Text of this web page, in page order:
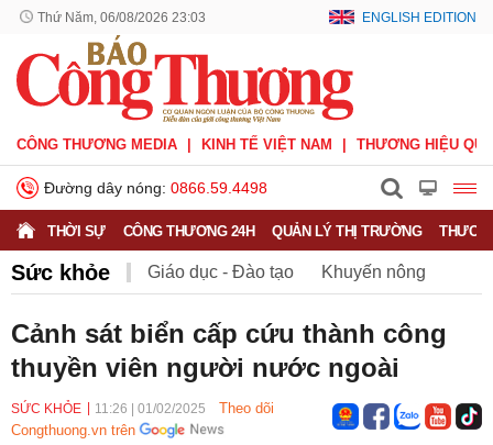
Thứ Năm, 06/08/2026 23:03 ENGLISH EDITION
CÔNG THƯƠNG MEDIA KINH TẾ VIỆT NAM THƯƠNG HIỆU
Đường dây nóng: 0866.59.4498
THỜI SỰ CÔNG THƯƠNG 24H QUẢN LÝ THỊ TRƯỜNG
Sức khỏe Giáo dục - Đào tạo Khuyến nông
Nông nghiệp - nông thôn
Phát triển bền vững Sức khỏe Việc làm
Cảnh sát biển cấp cứu thành công
thuyền viên người nước ngoài
SỨC KHỎE 11:26 01/02/2025
Theo dõi
Congthuong.vn trên